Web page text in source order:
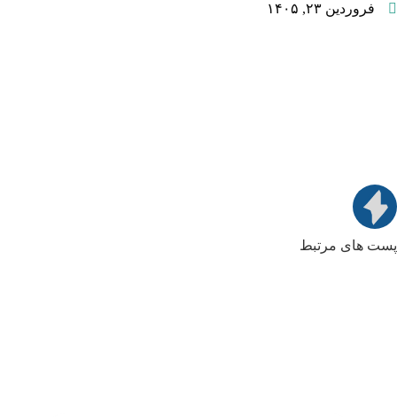
فروردین ۲۳, ۱۴۰۵
پست های مرتبط